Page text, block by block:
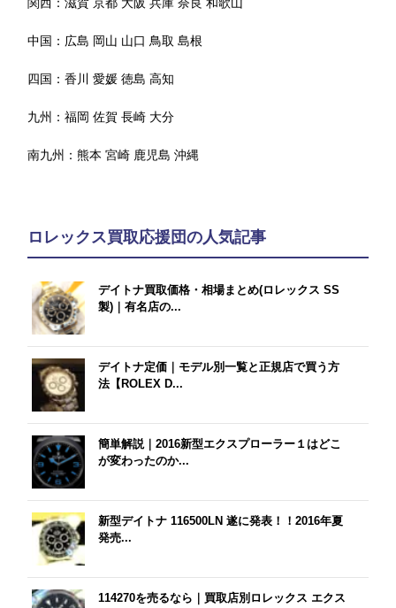
中国： 広島 岡山 山口 鳥取 島根
四国：香川 愛媛 徳島 高知
九州：福岡 佐賀 長崎 大分
南九州：熊本 宮崎 鹿児島 沖縄
ロレックス買取応援団の人気記事
デイトナ買取価格・相場まとめ(ロレックス SS
製)｜有名店の...
デイトナ定価｜モデル別一覧と正規店で買う方
法【ROLEX D...
簡単解説｜2016新型エクスプローラー１はどこ
が変わったのか...
新型デイトナ 116500LN 遂に発表！！2016年夏
発売...
114270を売るなら｜買取店別ロレックス エクス